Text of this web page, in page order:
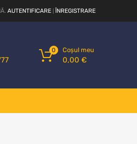
AUTENTIFICARE ÎNREGISTRARE
Coșul meu
0,00 €
0